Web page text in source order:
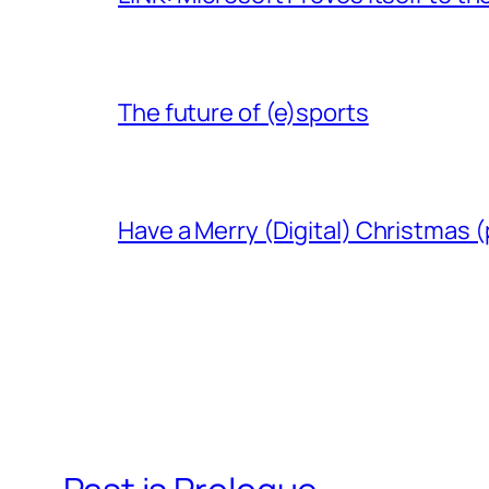
The future of (e)sports
Have a Merry (Digital) Christmas